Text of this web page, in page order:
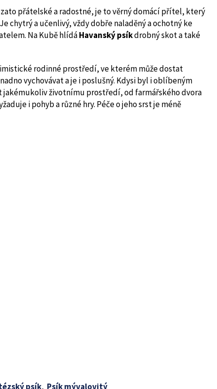
přátelské a radostné, je to věrný domácí přítel, který
chytrý a učenlivý, vždy dobře naladěný a ochotný ke
Na Kubě hlídáHavanský psíkdrobný skot a také
rodinné prostředí, ve kterém může dostat
vychovávat a je i poslušný. Kdysi byl i oblíbeným
životnímu prostředí, od farmářského dvora
i pohyb a různé hry. Péče o jeho srst je méně
psík, Psík mývalovitý